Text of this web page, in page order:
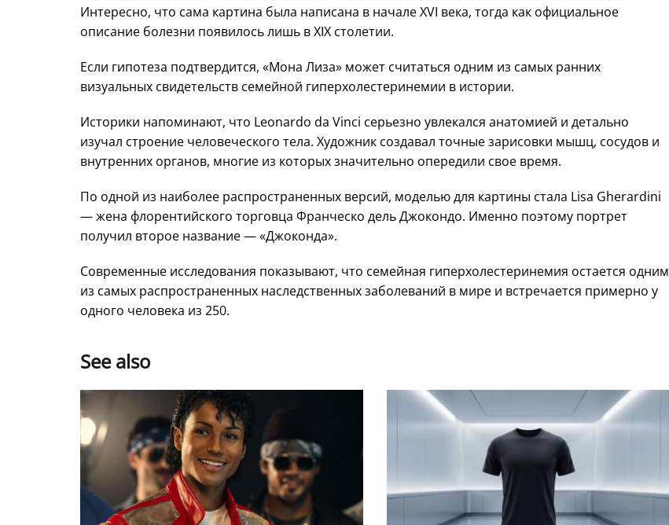
Интересно, что сама картина была написана в начале XVI века, тогда как официальное
описание болезни появилось лишь в XIX столетии.
Если гипотеза подтвердится, «Мона Лиза» может считаться одним из самых ранних
визуальных свидетельств семейной гиперхолестеринемии в истории.
Историки напоминают, что Leonardo da Vinci серьезно увлекался анатомией и детально
изучал строение человеческого тела. Художник создавал точные зарисовки мышц, сосудов и
внутренних органов, многие из которых значительно опередили свое время.
По одной из наиболее распространенных версий, моделью для картины стала Lisa Gherardini
— жена флорентийского торговца Франческо дель Джокондо. Именно поэтому портрет
получил второе название — «Джоконда».
Современные исследования показывают, что семейная гиперхолестеринемия остается одним
из самых распространенных наследственных заболеваний в мире и встречается примерно у
одного человека из 250.
See also